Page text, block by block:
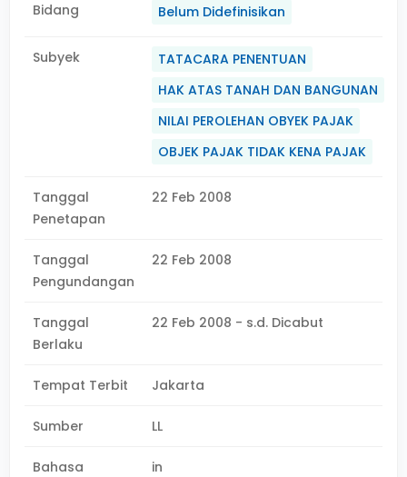
Bidang Belum Didefinisikan
Subyek
TATACARA PENENTUAN
HAK ATAS TANAH DAN BANGUNAN
NILAI PEROLEHAN OBYEK PAJAK
OBJEK PAJAK TIDAK KENA PAJAK
Tanggal
Penetapan
22 Feb 2008
Tanggal
Pengundangan
22 Feb 2008
Tanggal
Berlaku
22 Feb 2008 - s.d. Dicabut
Tempat Terbit Jakarta
Sumber LL
Bahasa in